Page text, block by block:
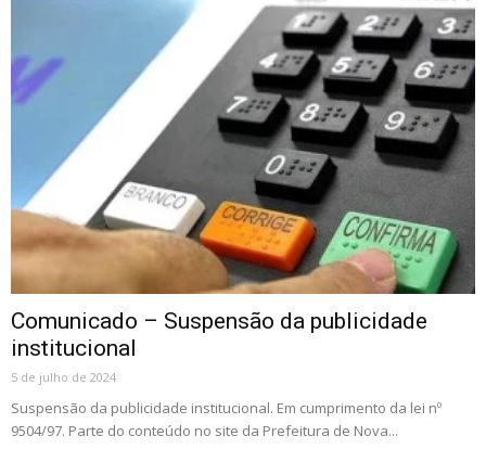
Comunicado – Suspensão da publicidade
institucional
5 de julho de 2024
Suspensão da publicidade institucional. Em cumprimento da lei nº
9504/97. Parte do conteúdo no site da Prefeitura de Nova...